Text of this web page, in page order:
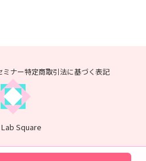
ミナー特定商取引法に基づく表記
Square